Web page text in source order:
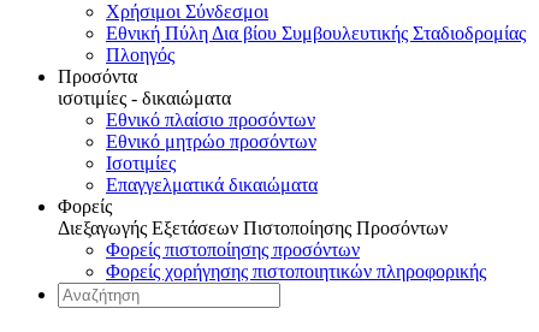
Χρήσιμοι Σύνδεσμοι
Εθνική Πύλη Δια βίου Συμβουλευτικής Σταδιοδρομίας
Πλοηγός
Προσόντα
ισοτιμίες - δικαιώματα
Εθνικό πλαίσιο προσόντων
Εθνικό μητρώο προσόντων
Ισοτιμίες
Επαγγελματικά δικαιώματα
Φορείς
Διεξαγωγής Εξετάσεων Πιστοποίησης Προσόντων
Φορείς πιστοποίησης προσόντων
Φορείς χορήγησης πιστοποιητικών πληροφορικής